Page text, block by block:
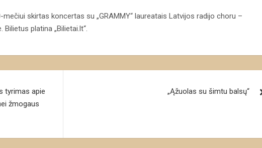
skirtas koncertas su „GRAMMY“ laureatais Latvijos radijo choru –
platina „Bilietai.lt“.
tyrimas apie
žmogaus
„Ąžuolas su šimtu balsų“